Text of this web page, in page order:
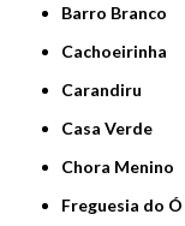
Barro Branco
Cachoeirinha
Carandiru
Casa Verde
Chora Menino
Freguesia do Ó